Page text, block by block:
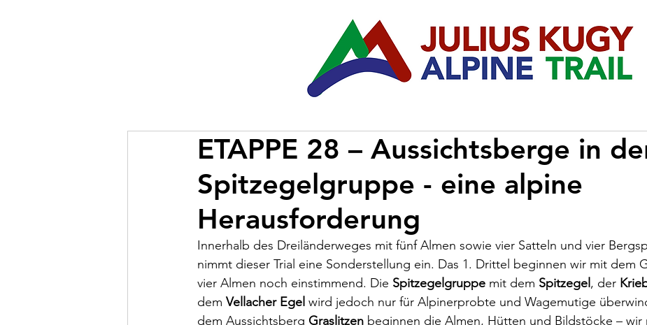
ETAPPE 28 – Aussichtsberge in
Spitzegelgruppe - eine alpine
Herausforderung
Innerhalb des Dreiländerweges mit fünf Almen sowie vier Satteln und vier
nimmt dieser Trial eine Sonderstellung ein. Das 1. Drittel beginnen wir mit dem
vier Almen noch einstimmend. Die Spitzegelgruppe mit dem Spitzegel , der
dem Vellacher Egel wird jedoch nur für Alpinerprobte und Wagemutige
dem Aussichtsberg Graslitzen beginnen die Almen, Hütten und Bildstöcke – wir